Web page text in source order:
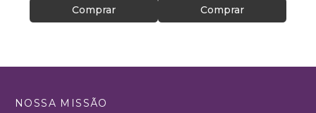
Comprar Comprar
NOSSA MISSÃO